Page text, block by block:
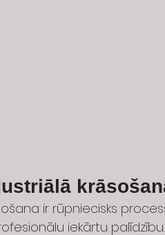
ir rūpniecisks
iekārtu